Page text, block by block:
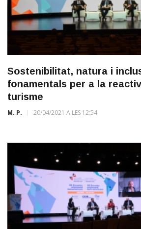
Sostenibilitat, natura i
fonamentals per a la
turisme
M. P. 20/04/2021 A LES 12:54